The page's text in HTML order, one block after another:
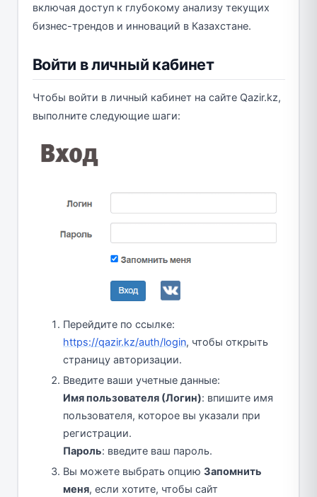
включая доступ к глубокому анализу текущих
бизнес-трендов и инноваций в Казахстане.
Войти в личный кабинет
Чтобы войти в личный кабинет на сайте Qazir.kz,
выполните следующие шаги:
Перейдите по ссылке:
https://qazir.kz/auth/login, чтобы открыть
страницу авторизации.
Введите ваши учетные данные:
Имя пользователя (Логин): впишите имя
пользователя, которое вы указали при
регистрации.
Пароль: введите ваш пароль.
Вы можете выбрать опцию Запомнить
меня, если хотите, чтобы сайт